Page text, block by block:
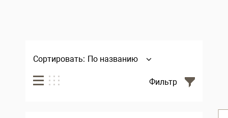
Сортировать: По названию
Фильтр